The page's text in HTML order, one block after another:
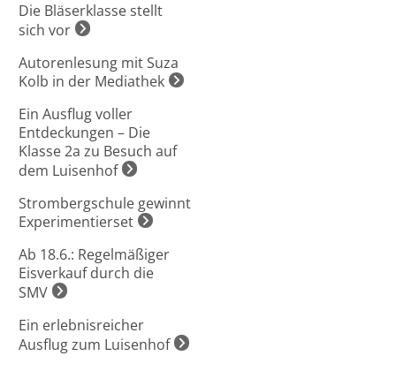
Die Bläserklasse stellt
sich vor
Autorenlesung mit Suza
Kolb in der Mediathek
Ein Ausflug voller
Entdeckungen – Die
Klasse 2a zu Besuch auf
dem Luisenhof
Strombergschule gewinnt
Experimentierset
Ab 18.6.: Regelmäßiger
Eisverkauf durch die
SMV
Ein erlebnisreicher
Ausflug zum Luisenhof